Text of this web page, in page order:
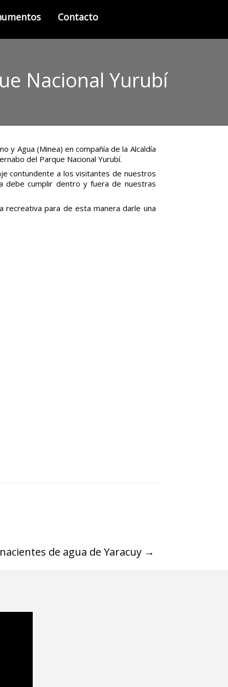
Contacto
Nacional Yurubí
y Agua (Minea) en compañía de la Alcaldía
del Parque Nacional Yurubí.
contundente a los visitantes de nuestros
debe cumplir dentro y fuera de nuestras
recreativa para de esta manera darle una
de agua de Yaracuy →